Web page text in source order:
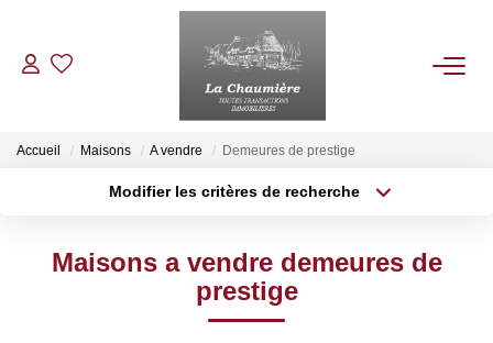
ACHETER
ESTIMER
Accueil Maisons A vendre Demeures de prestige
Modifier les critères de recherche
Type de bien
Surface min
Maisons a vendre demeures de
prestige